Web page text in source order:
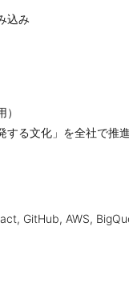
込み
る文化」を全社で推進
GitHub, AWS,